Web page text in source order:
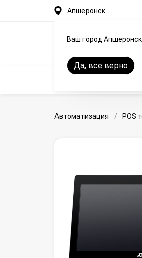
Апшеронск
Ваш город
Да, все верно
Автоматизация / POS